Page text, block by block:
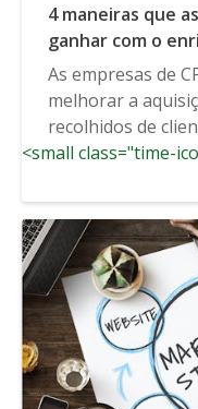
4 maneiras que
ganhar com o
As empresas de
melhorar a
recolhidos de
<small class="time-